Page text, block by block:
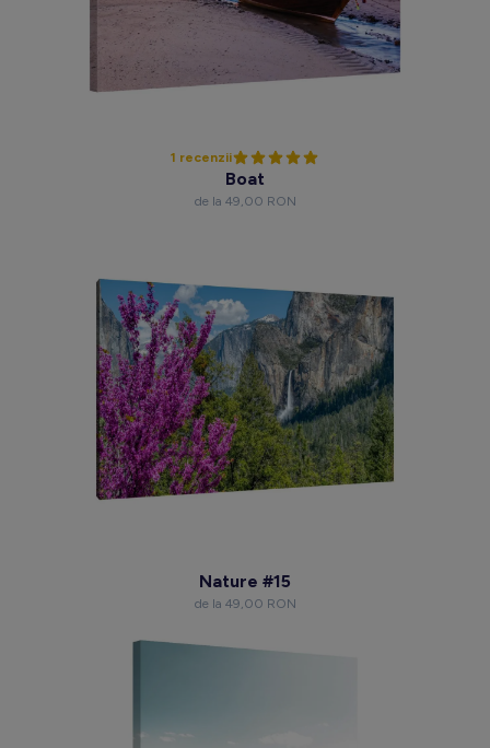
1 recenzii
Boat
de la 49,00 RON
Nature #15
de la 49,00 RON